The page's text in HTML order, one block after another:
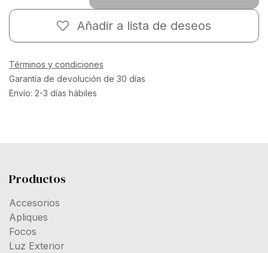
Añadir a lista de deseos
Términos y condiciones
Garantía de devolución de 30 días
Envío: 2-3 días hábiles
Productos
Accesorios
Apliques
Focos
Luz Exterior